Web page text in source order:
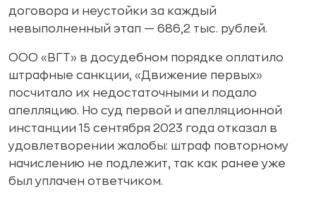
договора и неустойки за каждый
невыполненный этап — 686,2 тыс. рублей.
ООО «ВГТ» в досудебном порядке оплатило
штрафные санкции, «Движение первых»
посчитало их недостаточными и подало
апелляцию. Но суд первой и апелляционной
инстанции 15 сентября 2023 года отказал в
удовлетворении жалобы: штраф повторному
начислению не подлежит, так как ранее уже
был уплачен ответчиком.